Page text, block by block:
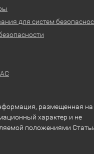
для систем
размещенная на
характер и не
положениями